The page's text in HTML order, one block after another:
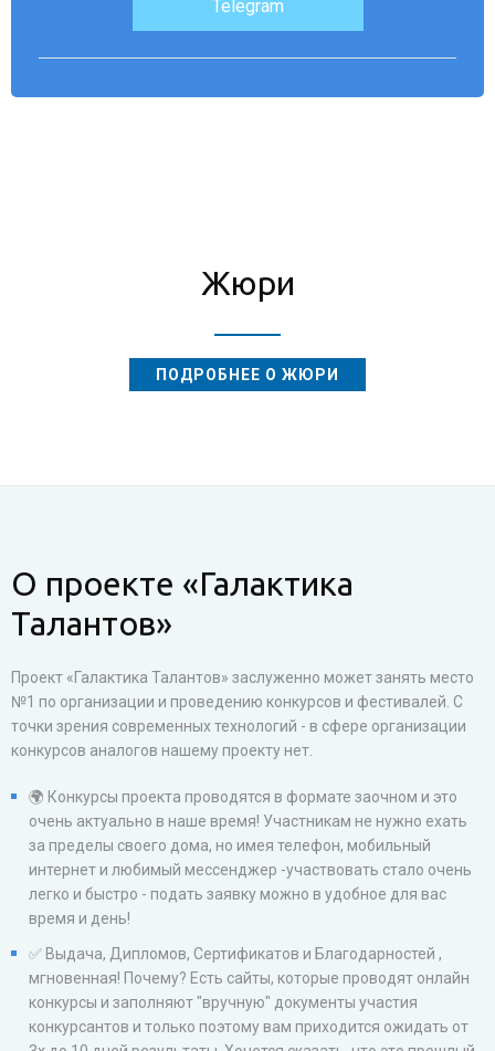
Telegram
Жюри
ПОДРОБНЕЕ О ЖЮРИ
О проекте «Галактика
Талантов»
Проект «Галактика Талантов» заслуженно может занять место
№1 по организации и проведению конкурсов и фестивалей. С
точки зрения современных технологий - в сфере организации
конкурсов аналогов нашему проекту нет.
🌍 Конкурсы проекта проводятся в формате заочном и это
очень актуально в наше время! Участникам не нужно ехать
за пределы своего дома, но имея телефон, мобильный
интернет и любимый мессенджер -участвовать стало очень
легко и быстро - подать заявку можно в удобное для вас
время и день!
✅ Выдача, Дипломов, Сертификатов и Благодарностей ,
мгновенная! Почему? Есть сайты, которые проводят онлайн
конкурсы и заполняют "вручную" документы участия
конкурсантов и только поэтому вам приходится ожидать от